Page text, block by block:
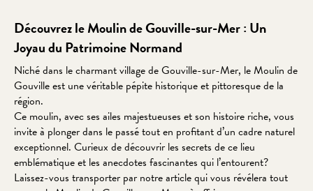
Découvrez le Moulin de Gouville-sur-Mer : Un
Joyau du Patrimoine Normand
Niché dans le charmant village de Gouville-sur-Mer, le Moulin de
Gouville est une véritable pépite historique et pittoresque de la
région.
Ce moulin, avec ses ailes majestueuses et son histoire riche, vous
invite à plonger dans le passé tout en profitant d’un cadre naturel
exceptionnel. Curieux de découvrir les secrets de ce lieu
emblématique et les anecdotes fascinantes qui l’entourent?
Laissez-vous transporter par notre article qui vous révélera tout